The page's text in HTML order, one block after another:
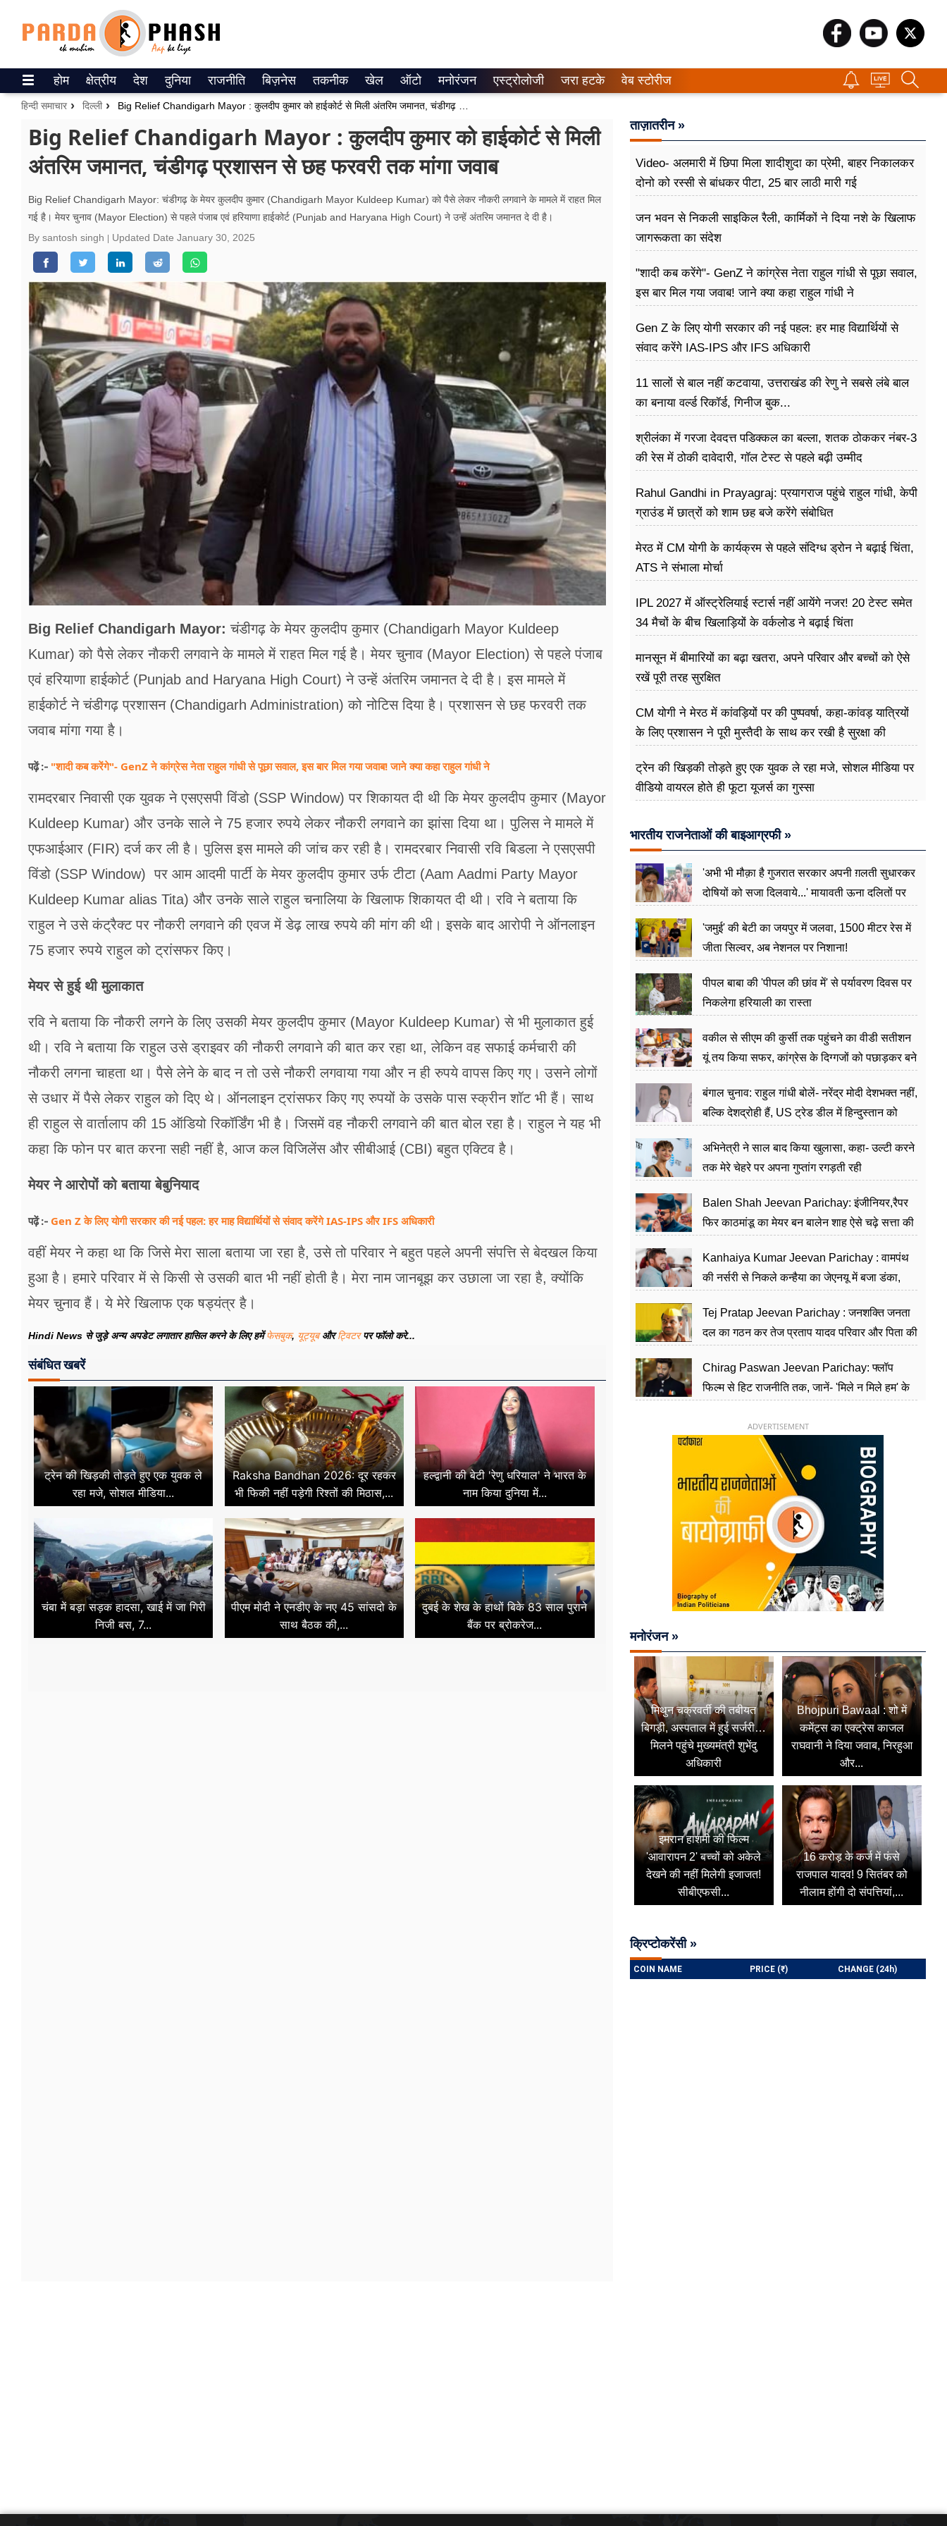
ePaper
वेब स्टोरीज
उत्तर प्रदेश
वीडियो
रिलेशनशिप
जीवन मंत्रा
फूड
सेहत
शिक्षा
अन्य खबरें
होम क्षेत्रीय देश दुनिया राजनीति बिज़नेस तकनीक खेल ऑटो मनोरंजन एस्ट्रोलोजी जरा हटके वेब स्टोरीज
हिन्दी समाचार दिल्ली
Big Relief Chandigarh Mayor : कुलदीप कुमार को हाईकोर्ट से मिली
अंतरिम जमानत, चंडीगढ़ प्रशासन से छह फरवरी तक मांगा जवाब
Big Relief Chandigarh Mayor: चंडीगढ़ के मेयर कुलदीप कुमार (Chandigarh Mayor Kuldeep Kumar) को पैसे लेकर नाैकरी लगवाने के मामले में राहत मिल
गई है। मेयर चुनाव (Mayor Election) से पहले पंजाब एवं हरियाणा हाईकोर्ट (Punjab and Haryana High Court) ने उन्हें अंतरिम जमानत दे दी है।
By santosh singh
Updated Date January 30, 2025
Big Relief Chandigarh Mayor: चंडीगढ़ के मेयर कुलदीप कुमार (Chandigarh Mayor Kuldeep
Kumar) को पैसे लेकर नाैकरी लगवाने के मामले में राहत मिल गई है। मेयर चुनाव (Mayor Election) से पहले पंजाब
एवं हरियाणा हाईकोर्ट (Punjab and Haryana High Court) ने उन्हें अंतरिम जमानत दे दी है। इस मामले में
हाईकोर्ट ने चंडीगढ़ प्रशासन (Chandigarh Administration) को नोटिस दिया है। प्रशासन से छह फरवरी तक
जवाब मांगा गया है।
पढ़ें :- "शादी कब करेंगे"- GenZ ने कांग्रेस नेता राहुल गांधी से पूछा सवाल, इस बार मिल गया जवाब! जाने क्या कहा राहुल गांधी ने
रामदरबार निवासी एक युवक ने एसएसपी विंडो (SSP Window) पर शिकायत दी थी कि मेयर कुलदीप कुमार (Mayor
Kuldeep Kumar) और उनके साले ने 75 हजार रुपये लेकर नौकरी लगवाने का झांसा दिया था। पुलिस ने मामले में
एफआईआर (FIR) दर्ज कर ली है। पुलिस इस मामले की जांच कर रही है। रामदरबार निवासी रवि बिडला ने एसएसपी
विंडो (SSP Window) पर आम आदमी पार्टी के मेयर कुलदीप कुमार उर्फ टीटा (Aam Aadmi Party Mayor
Kuldeep Kumar alias Tita) और उनके साले राहुल चनालिया के खिलाफ शिकायत दी थी। रवि ने बताया कि
राहुल ने उसे कंट्रैक्ट पर नौकरी लगवाने की एवज में डेढ़ लाख रुपये की मांग की थी। इसके बाद आरोपी ने ऑनलाइन
75 हजार रुपये राहुल को ट्रांसफर किए।
मेयर से हुई थी मुलाकात
रवि ने बताया कि नौकरी लगने के लिए उसकी मेयर कुलदीप कुमार (Mayor Kuldeep Kumar) से भी मुलाकात हुई
थी। रवि ने बताया कि राहुल उसे ड्राइवर की नौकरी लगवाने की बात कर रहा था, लेकिन वह सफाई कर्मचारी की
नौकरी लगना चाहता था। पैसे लेने के बाद न तो उसे नौकरी लगवाया गया और न ही रुपये वापस किए गए। उसने लोगों
से उधार में पैसे लेकर राहुल को दिए थे। ऑनलाइन ट्रांसफर किए गए रुपयों के उसके पास स्क्रीन शॉट भी हैं। साथ
ही राहुल से वार्तालाप की 15 ऑडियो रिकॉर्डिंग भी है। जिसमें वह नौकरी लगवाने की बात बोल रहा है। राहुल ने यह भी
कहा कि फोन पर बात करना सही नहीं है, आज कल विजिलेंस और सीबीआई (CBI) बहुत एक्टिव है।
मेयर ने आरोपों को बताया बेबुनियाद
पढ़ें :- Gen Z के लिए योगी सरकार की नई पहल: हर माह विद्यार्थियों से संवाद करेंगे IAS-IPS और IFS अधिकारी
वहीं मेयर ने कहा था कि जिसे मेरा साला बताया जा रहा है, उसे तो परिवार ने बहुत पहले अपनी संपत्ति से बेदखल किया
हुआ है। हमारे परिवार में से किसी से उसकी बात भी नहीं होती है। मेरा नाम जानबूझ कर उछाला जा रहा है, क्योंकि
मेयर चुनाव हैं। ये मेरे खिलाफ एक षड्यंत्र है।
Hindi News से जुड़े अन्य अपडेट लगातार हासिल करने के लिए हमेंफेसबुक, यूट्यूबऔरट्विटरपर फॉलो करे...
संबंधित खबरें
ट्रेन की खिड़की तोड़ते हुए एक युवक ले
रहा मजे, सोशल मीडिया...
Raksha Bandhan 2026: दूर रहकर
भी फिकी नहीं पड़ेगी रिश्तों की मिठास,...
हल्द्वानी की बेटी 'रेणु धरियाल' ने भारत के
नाम किया दुनिया में...
चंबा में बड़ा सड़क हादसा, खाई में जा गिरी
निजी बस, 7...
पीएम मोदी ने एनडीए के नए 45 सांसदो के
साथ बैठक की,...
दुबई के शेख के हाथों बिके 83 साल पुराने
बैंक पर ब्रोकरेज...
ताज़ातरीन »
Video- अलमारी में छिपा मिला शादीशुदा का प्रेमी, बाहर निकालकर
दोनो को रस्सी से बांधकर पीटा, 25 बार लाठी मारी गई
जन भवन से निकली साइकिल रैली, कार्मिकों ने दिया नशे के खिलाफ
जागरूकता का संदेश
"शादी कब करेंगे"- GenZ ने कांग्रेस नेता राहुल गांधी से पूछा सवाल,
इस बार मिल गया जवाब! जाने क्या कहा राहुल गांधी ने
Gen Z के लिए योगी सरकार की नई पहल: हर माह विद्यार्थियों से
संवाद करेंगे IAS-IPS और IFS अधिकारी
11 सालों से बाल नहीं कटवाया, उत्तराखंड की रेणु ने सबसे लंबे बाल
का बनाया वर्ल्ड रिकॉर्ड, गिनीज बुक...
श्रीलंका में गरजा देवदत्त पडिक्कल का बल्ला, शतक ठोककर नंबर-3
की रेस में ठोकी दावेदारी, गॉल टेस्ट से पहले बढ़ी उम्मीद
Rahul Gandhi in Prayagraj: प्रयागराज पहुंचे राहुल गांधी, केपी
ग्राउंड में छात्रों को शाम छह बजे करेंगे संबोधित
मेरठ में CM योगी के कार्यक्रम से पहले संदिग्ध ड्रोन ने बढ़ाई चिंता,
ATS ने संभाला मोर्चा
IPL 2027 में ऑस्ट्रेलियाई स्टार्स नहीं आयेंगे नजर! 20 टेस्ट समेत
34 मैचों के बीच खिलाड़ियों के वर्कलोड ने बढ़ाई चिंता
मानसून में बीमारियों का बढ़ा खतरा, अपने परिवार और बच्चों को ऐसे
रखें पूरी तरह सुरक्षित
CM योगी ने मेरठ में कांवड़ियों पर की पुष्पवर्षा, कहा-कांवड़ यात्रियों
के लिए प्रशासन ने पूरी मुस्तैदी के साथ कर रखी है सुरक्षा की
ट्रेन की खिड़की तोड़ते हुए एक युवक ले रहा मजे, सोशल मीडिया पर
वीडियो वायरल होते ही फूटा यूजर्स का गुस्सा
भारतीय राजनेताओं की बाइआग्रफी »
'अभी भी मौक़ा है गुजरात सरकार अपनी ग़लती सुधारकर
दोषियों को सजा दिलवाये...' मायावती ऊना दलितों पर
'जमुई' की बेटी का जयपुर में जलवा, 1500 मीटर रेस में
जीता सिल्वर, अब नेशनल पर निशाना!
पीपल बाबा की 'पीपल की छांव में' से पर्यावरण दिवस पर
निकलेगा हरियाली का रास्ता
वकील से सीएम की कुर्सी तक पहुंचने का वीडी सतीशन
यूं तय किया सफर, कांग्रेस के दिग्गजों को पछाड़कर बने
बंगाल चुनाव: राहुल गांधी बोलें- नरेंद्र मोदी देशभक्त नहीं,
बल्कि देशद्रोही हैं, US ट्रेड डील में हिन्दुस्तान को
अभिनेत्री ने साल बाद किया खुलासा, कहा- उल्टी करने
तक मेरे चेहरे पर अपना गुप्तांग रगड़ती रही
Balen Shah Jeevan Parichay: इंजीनियर,रैपर
फिर काठमांडू का मेयर बन बालेन शाह ऐसे चढ़े सत्ता की
Kanhaiya Kumar Jeevan Parichay : वामपंथ
की नर्सरी से निकले कन्हैया का जेएनयू में बजा डंका,
Tej Pratap Jeevan Parichay : जनशक्ति जनता
दल का गठन कर तेज प्रताप यादव परिवार और पिता की
Chirag Paswan Jeevan Parichay: फ्लॉप
फिल्म से हिट राजनीति तक, जानें- 'मिले न मिले हम' के
ADVERTISEMENT
मनोरंजन »
मिथुन चक्रवर्ती की तबीयत
बिगड़ी, अस्पताल में हुई सर्जरी…
मिलने पहुंचे मुख्यमंत्री शुभेंदु
अधिकारी
Bhojpuri Bawaal : शो में
कमेंट्स का एक्ट्रेस काजल
राघवानी ने दिया जवाब, निरहुआ
और...
इमरान हाशमी की फिल्म
'आवारापन 2' बच्चों को अकेले
देखने की नहीं मिलेगी इजाजत!
सीबीएफसी...
16 करोड़ के कर्ज में फंसे
राजपाल यादव! 9 सितंबर को
नीलाम होंगी दो संपत्तियां,...
क्रिप्टोकरेंसी »